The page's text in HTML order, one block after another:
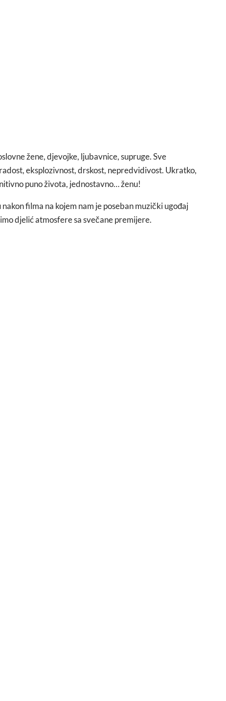
žene, djevojke, ljubavnice, supruge. Sve
eksplozivnost, drskost, nepredvidivost. Ukratko,
puno života, jednostavno… ženu!
filma na kojem nam je poseban muzički ugođaj
djelić atmosfere sa svečane premijere.